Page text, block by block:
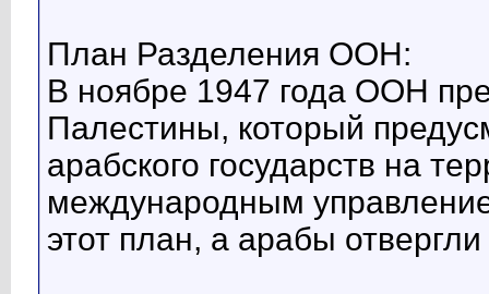
План Разделения ООН:
В ноябре 1947 года ООН
Палестины, который
арабского государств на
международным
этот план, а арабы